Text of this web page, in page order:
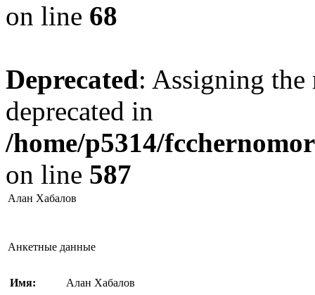
on line 68
Deprecated: Assigning the
deprecated in
/home/p5314/
on line 587
Алан Хабалов
Анкетные данные
Имя: Алан Хабалов